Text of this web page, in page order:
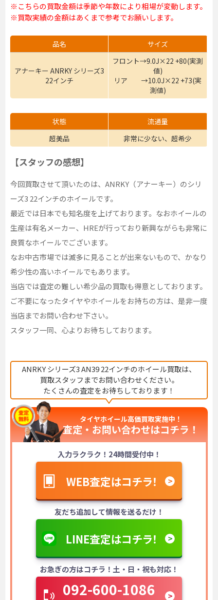
※こちらの買取金額は季節や年数により相場が変動します。
※買取実績の金額はあくまで参考でお願いします。
品名 サイズ
アナーキー ANRKY シリーズ3
22インチ
フロント→9.0J×22 +80(実測
値)
リア →10.0J×22 +73(実
測値)
状態
流通量
超美品
非常に少ない、超希少
【スタッフの感想】
今回買取させて頂いたのは、ANRKY（アナーキー）のシリ
ーズ3 22インチのホイールです。
最近では日本でも知名度を上げております。なおホイールの
生産は有名メーカー、HREが行っており新興ながらも非常に
良質なホイールでございます。
なお中古市場では滅多に見ることが出来ないもので、かなり
希少性の高いホイールでもあります。
当店では査定の難しい希少品の買取も得意としております。
ご不要になったタイヤやホイールをお持ちの方は、是非一度
当店までお問い合わせ下さい。
スタッフ一同、心よりお待ちしております。
ANRKY シリーズ3 AN39 22インチのホイール買取は、
買取スタッフまでお問い合わせください。
たくさんの査定をお待ちしております！
タイヤホイール高価買取実施中！
査定・お問い合わせはコチラ！
入力ラクラク！24時間受付中！
WEB査定はコチラ！
友だち追加して情報を送るだけ！
LINE査定はコチラ！
お急ぎの方はコチラ！土・日・祝も対応！
092-600-1086